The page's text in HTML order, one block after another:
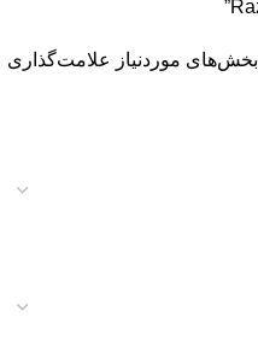
بخش‌های موردنیاز علامت‌گذاری